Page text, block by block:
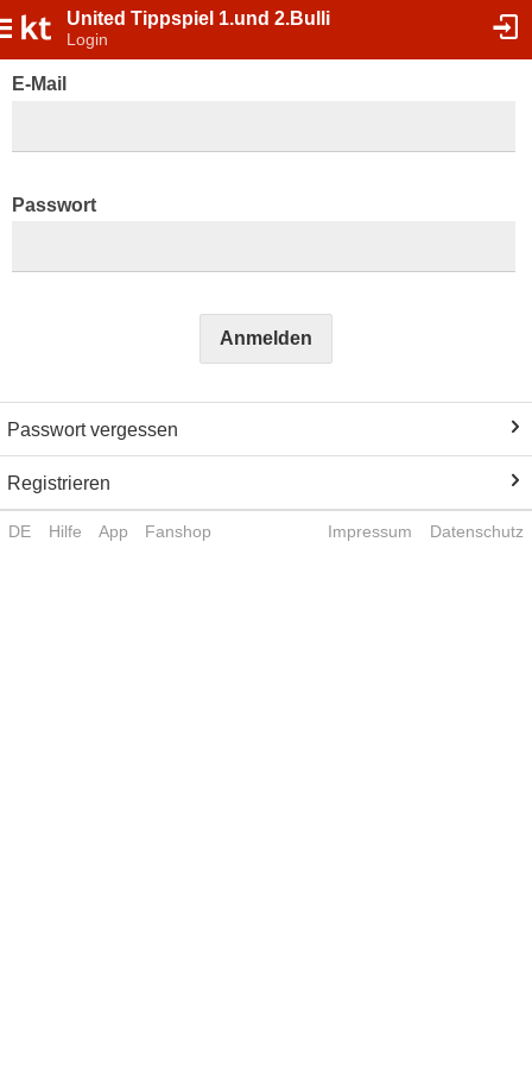
United Tippspiel 1.und 2.Bulli
Login
E-Mail
Passwort
Anmelden
Passwort vergessen
Registrieren
DE Hilfe App Fanshop Impressum Datenschutz